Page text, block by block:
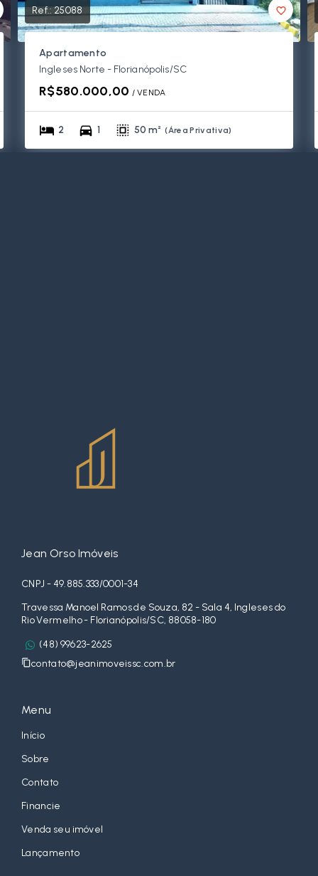
Ref.:25088
Apartamento
Ingleses Norte - Florianópolis/SC
R$580.000,00 / VENDA
2 1 50 m² (Área Privativa)
Jean Orso Imóveis
CNPJ - 49.885.333/0001-34
Travessa Manoel Ramos de Souza, 82 - Sala 4, Ingleses do
Rio Vermelho - Florianópolis/SC, 88058-180
(48) 99623-2625
contato@jeanimoveissc.com.br
Menu
Início
Sobre
Contato
Financie
Venda seu imóvel
Lançamento